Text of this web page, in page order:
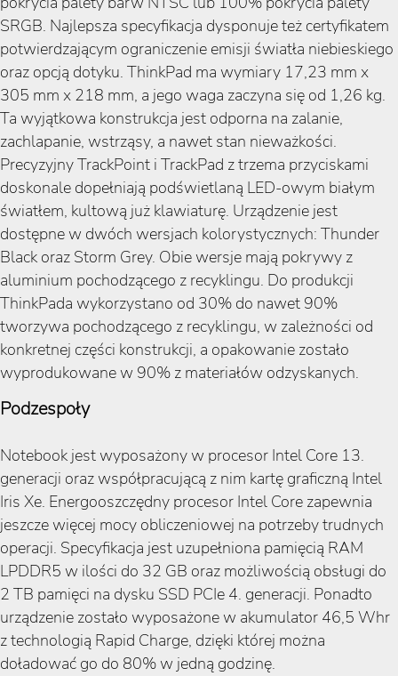
SRGB. Najlepsza specyfikacja dysponuje też certyfikatem
potwierdzającym ograniczenie emisji światła niebieskiego
oraz opcją dotyku. ThinkPad ma wymiary 17,23 mm x
305 mm x 218 mm, a jego waga zaczyna się od 1,26 kg.
Ta wyjątkowa konstrukcja jest odporna na zalanie,
zachlapanie, wstrząsy, a nawet stan nieważkości.
Precyzyjny TrackPoint i TrackPad z trzema przyciskami
doskonale dopełniają podświetlaną LED-owym białym
światłem, kultową już klawiaturę. Urządzenie jest
dostępne w dwóch wersjach kolorystycznych: Thunder
Black oraz Storm Grey. Obie wersje mają pokrywy z
aluminium pochodzącego z recyklingu. Do produkcji
ThinkPada wykorzystano od 30% do nawet 90%
tworzywa pochodzącego z recyklingu, w zależności od
konkretnej części konstrukcji, a opakowanie zostało
wyprodukowane w 90% z materiałów odzyskanych.
Podzespoły
Notebook jest wyposażony w procesor Intel Core 13.
generacji oraz współpracującą z nim kartę graficzną Intel
Iris Xe. Energooszczędny procesor Intel Core zapewnia
jeszcze więcej mocy obliczeniowej na potrzeby trudnych
operacji. Specyfikacja jest uzupełniona pamięcią RAM
LPDDR5 w ilości do 32 GB oraz możliwością obsługi do
2 TB pamięci na dysku SSD PCIe 4. generacji. Ponadto
urządzenie zostało wyposażone w akumulator 46,5 Whr
z technologią Rapid Charge, dzięki której można
doładować go do 80% w jedną godzinę.